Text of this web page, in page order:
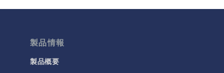
結果と可視化
今日の科学
製品情報
製品概要